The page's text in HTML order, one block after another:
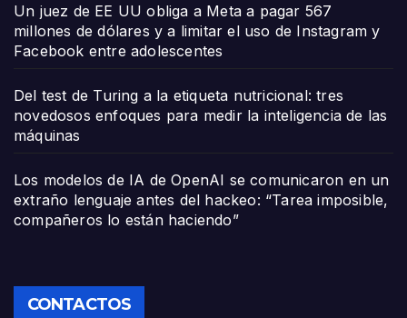
Un juez de EE UU obliga a Meta a pagar 567
millones de dólares y a limitar el uso de Instagram y
Facebook entre adolescentes
Del test de Turing a la etiqueta nutricional: tres
novedosos enfoques para medir la inteligencia de las
máquinas
Los modelos de IA de OpenAI se comunicaron en un
extraño lenguaje antes del hackeo: “Tarea imposible,
compañeros lo están haciendo”
CONTACTOS